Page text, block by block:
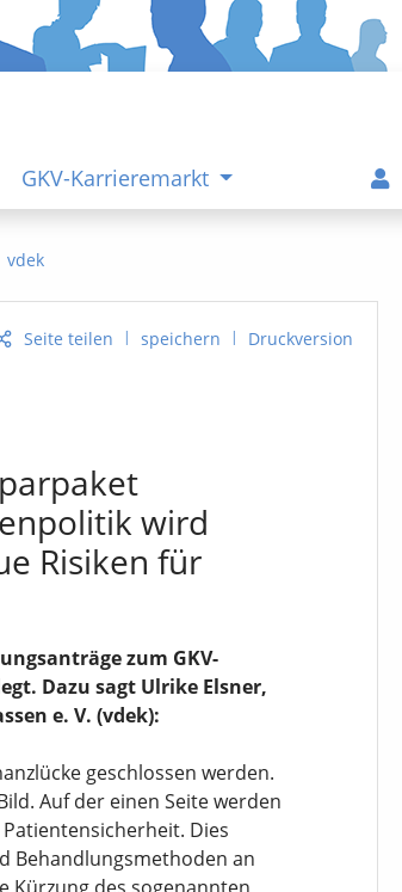
GKV-Karrieremarkt
vdek
Seite teilen | speichern | Druckversion
wird
Risiken für
zum GKV-
Dazu sagt Ulrike Elsner,
e. V. (vdek):
geschlossen werden.
Auf der einen Seite werden
Dies
Behandlungsmethoden an